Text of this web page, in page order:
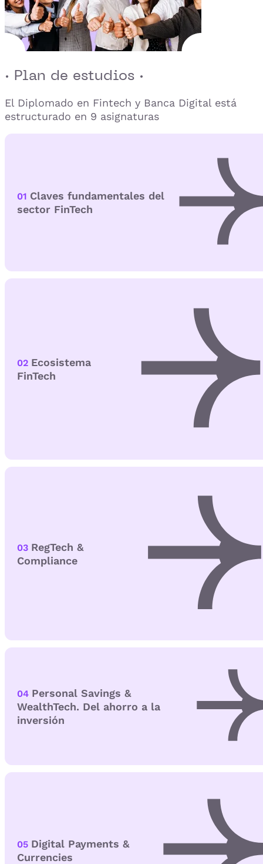
· Plan de estudios ·
El Diplomado en Fintech y Banca Digital está
estructurado en 9 asignaturas
01 Claves fundamentales del
sector FinTech
02 Ecosistema
FinTech
03 RegTech &
Compliance
04 Personal Savings &
WealthTech. Del ahorro a la
inversión
05 Digital Payments &
Currencies